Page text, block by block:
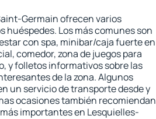
Germain ofrecen varios
huéspedes. Los más comunes son
con spa, minibar/caja fuerte en
comedor, zona de juegos para
y folletos informativos sobre las
de la zona. Algunos
un servicio de transporte desde y
ocasiones también recomiendan
importantes en Lesquielles-